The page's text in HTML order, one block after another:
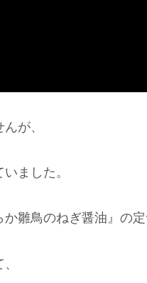
が、
ました。
雛鳥のねぎ醤油』の定